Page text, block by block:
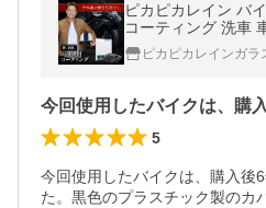
ピカピカレイン バ
コーティング 洗車
光沢 超撥水 艶 保護
ール便可】 [TOP-
ピカピカレインガ
5
今回使用したバイクは、購入後
た。黒色のプラスチック製のカ